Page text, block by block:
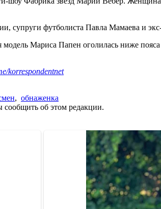
супруги футболиста Павла Мамаева и
модель Мариса Папен оголилась ниже
korrespondentnet
, обнаженка
об этом редакции.